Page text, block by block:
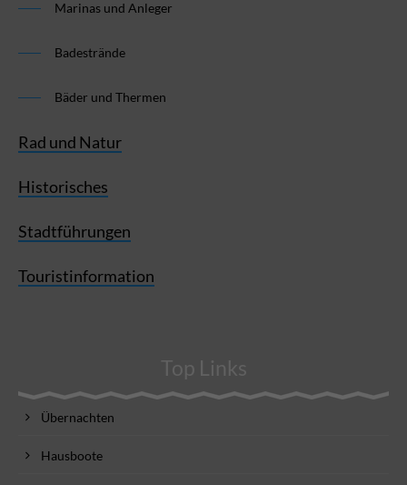
Marinas und Anleger
Badestrände
Bäder und Thermen
Rad und Natur
Historisches
Stadtführungen
Touristinformation
Top Links
Übernachten
Hausboote